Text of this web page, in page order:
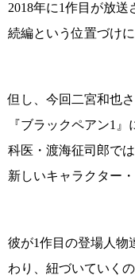
2018年に1作目が放
続編という位置づけに
但し、今回二宮和也
『ブラックペアン1
科医・渡海征司郎で
新しいキャラクター・
彼が1作目の登場人物
わり、紐づいていく